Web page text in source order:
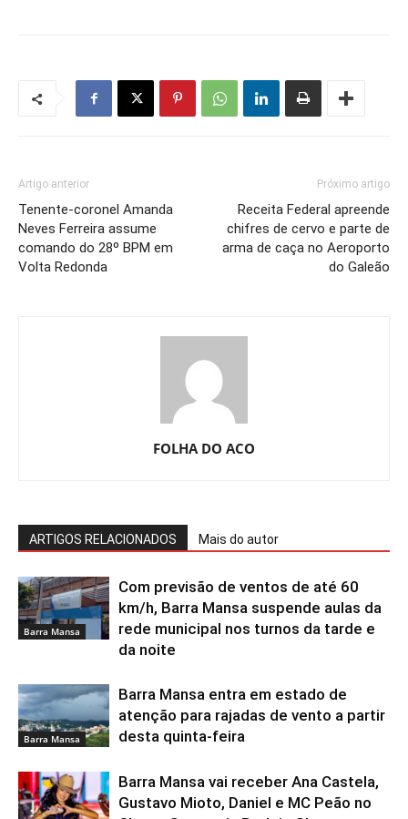
Artigo anterior
Tenente-coronel Amanda
Neves Ferreira assume
comando do 28º BPM em
Volta Redonda
Próximo artigo
Receita Federal apreende
chifres de cervo e parte de
arma de caça no Aeroporto
do Galeão
FOLHA DO ACO
ARTIGOS RELACIONADOS Mais do autor
Barra Mansa
Com previsão de ventos de até 60
km/h, Barra Mansa suspende aulas da
rede municipal nos turnos da tarde e
da noite
Barra Mansa
Barra Mansa entra em estado de
atenção para rajadas de vento a partir
desta quinta-feira
Barra Mansa vai receber Ana Castela,
Gustavo Mioto, Daniel e MC Peão no